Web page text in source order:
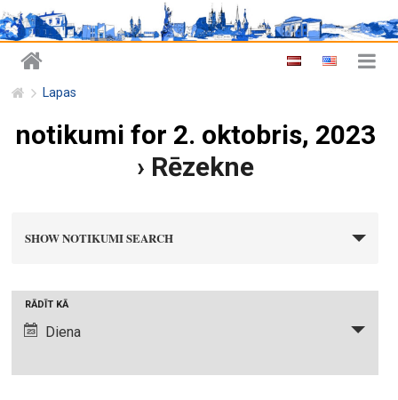
Lapas
notikumi for 2. oktobris, 2023
› Rēzekne
i
SHOW NOTIKUMI SEARCH
i
RĀDĪT KĀ
Diena